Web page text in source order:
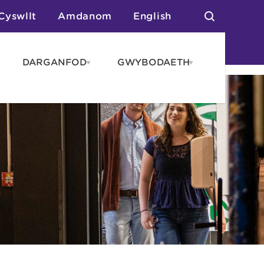
Amdanom English
Arlwyo
a Gwersylla
o Leoedd
DARGANFODOpen
GWYBODAETHOpen